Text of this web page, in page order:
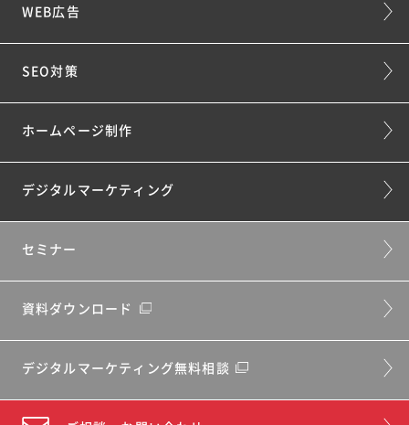
WEB広告
SEO対策
ホームページ制作
デジタルマーケティング
セミナー
資料ダウンロード
デジタルマーケティング無料相談